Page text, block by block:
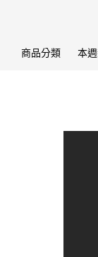
商品分類 本